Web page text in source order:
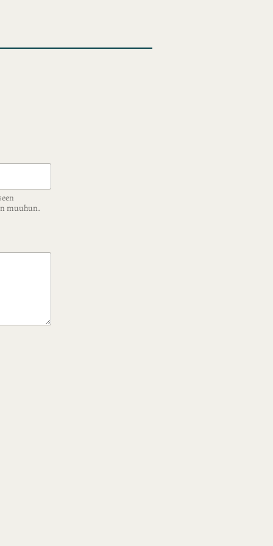
muuhun.